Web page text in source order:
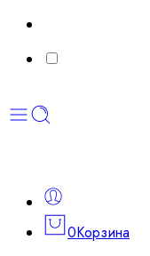
0Корзина